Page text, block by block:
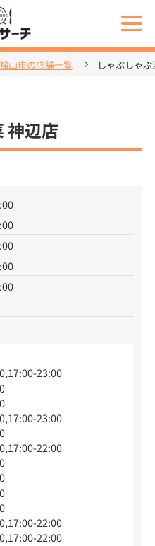
福山市の店舗一覧 しゃぶしゃ
神辺店
23:00
23:00
22:00
22:00
22:00